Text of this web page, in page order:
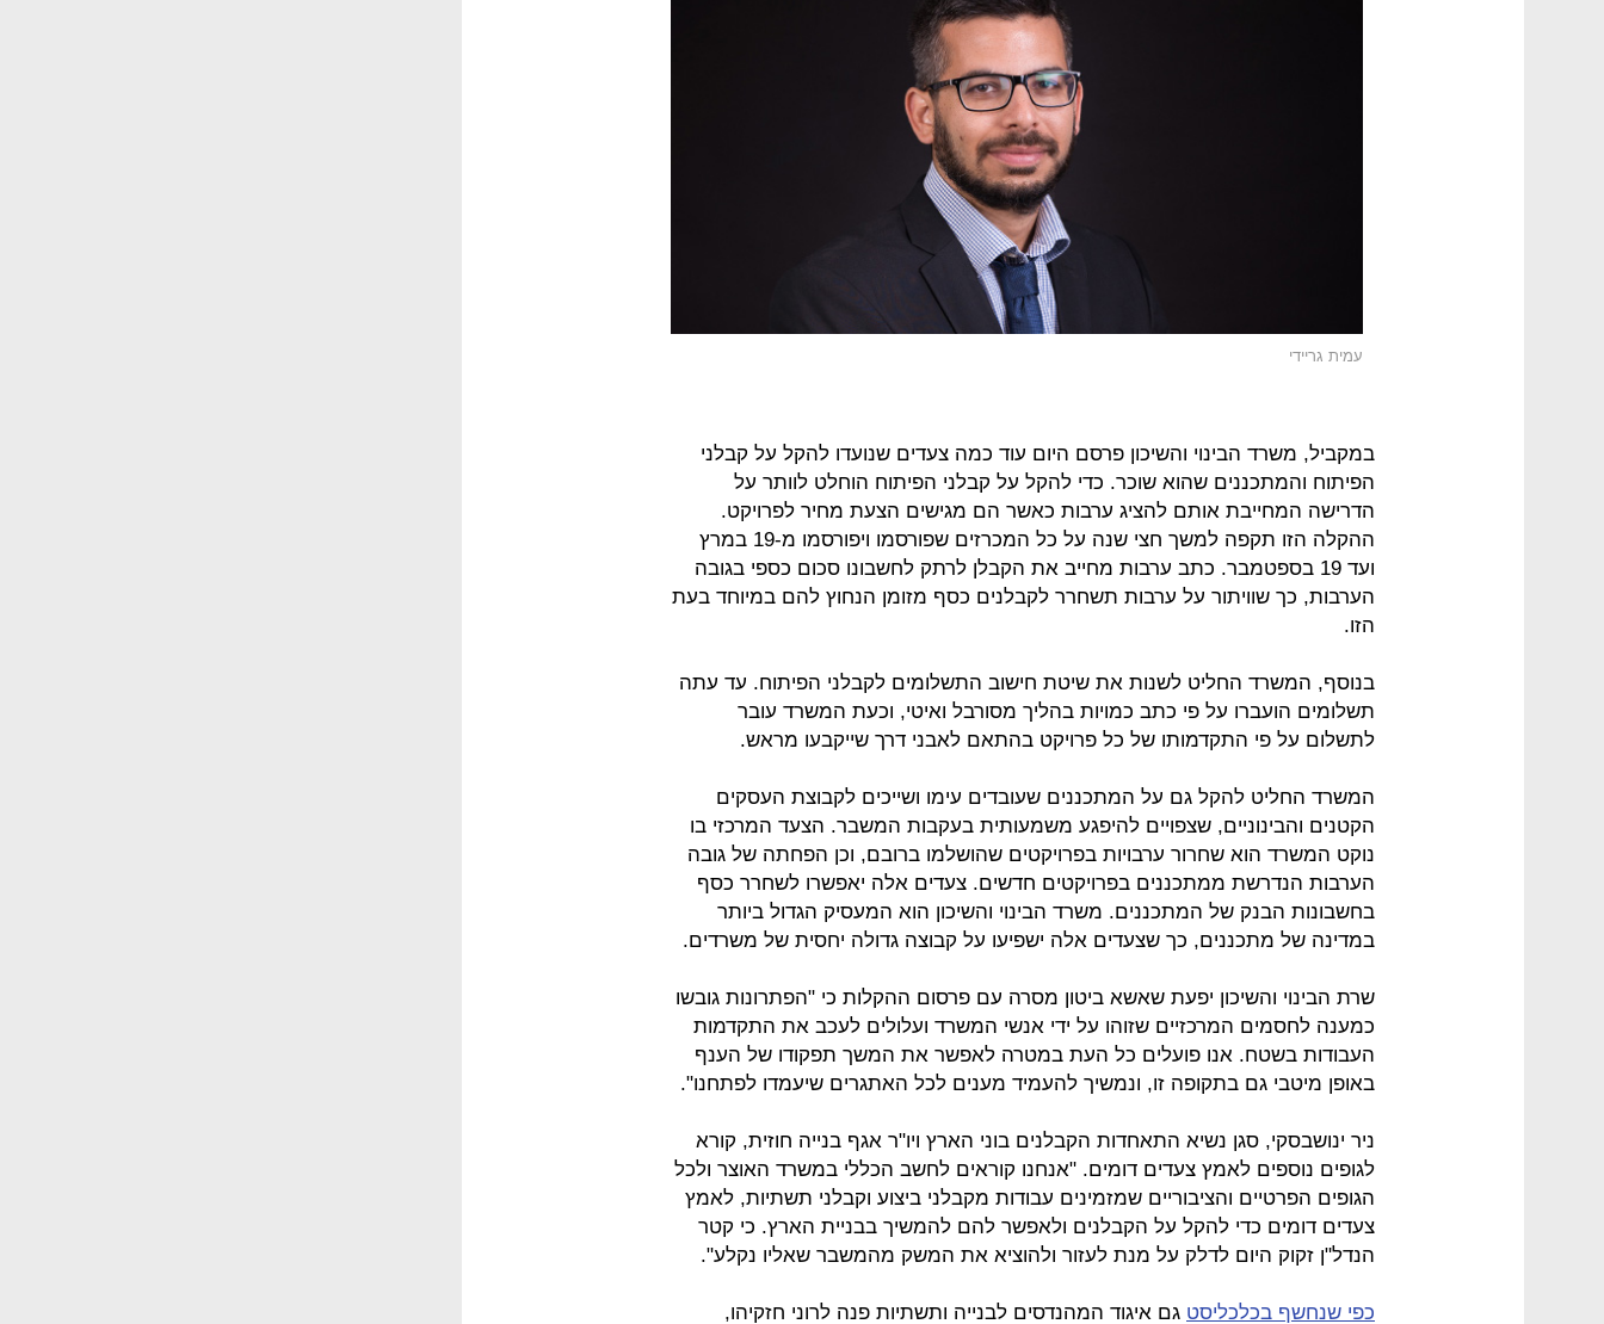
עמית גריידי
במקביל, משרד הבינוי והשיכון פרסם היום עוד כמה צעדים שנועדו להקל על קבלני
הפיתוח והמתכננים שהוא שוכר. כדי להקל על קבלני הפיתוח הוחלט לוותר על
הדרישה המחייבת אותם להציג ערבות כאשר הם מגישים הצעת מחיר לפרויקט.
ההקלה הזו תקפה למשך חצי שנה על כל המכרזים שפורסמו ויפורסמו מ-19 במרץ
ועד 19 בספטמבר. כתב ערבות מחייב את הקבלן לרתק לחשבונו סכום כספי בגובה
הערבות, כך שוויתור על ערבות תשחרר לקבלנים כסף מזומן הנחוץ להם במיוחד בעת
הזו.
בנוסף, המשרד החליט לשנות את שיטת חישוב התשלומים לקבלני הפיתוח. עד עתה
תשלומים הועברו על פי כתב כמויות בהליך מסורבל ואיטי, וכעת המשרד עובר
לתשלום על פי התקדמותו של כל פרויקט בהתאם לאבני דרך שייקבעו מראש.
המשרד החליט להקל גם על המתכננים שעובדים עימו ושייכים לקבוצת העסקים
הקטנים והבינוניים, שצפויים להיפגע משמעותית בעקבות המשבר. הצעד המרכזי בו
נוקט המשרד הוא שחרור ערבויות בפרויקטים שהושלמו ברובם, וכן הפחתה של גובה
הערבות הנדרשת ממתכננים בפרויקטים חדשים. צעדים אלה יאפשרו לשחרר כסף
בחשבונות הבנק של המתכננים. משרד הבינוי והשיכון הוא המעסיק הגדול ביותר
במדינה של מתכננים, כך שצעדים אלה ישפיעו על קבוצה גדולה יחסית של משרדים.
שרת הבינוי והשיכון יפעת שאשא ביטון מסרה עם פרסום ההקלות כי "הפתרונות גובשו
כמענה לחסמים המרכזיים שזוהו על ידי אנשי המשרד ועלולים לעכב את התקדמות
העבודות בשטח. אנו פועלים כל העת במטרה לאפשר את המשך תפקודו של הענף
באופן מיטבי גם בתקופה זו, ונמשיך להעמיד מענים לכל האתגרים שיעמדו לפתחנו".
ניר ינושבסקי, סגן נשיא התאחדות הקבלנים בוני הארץ ויו"ר אגף בנייה חוזית, קורא
לגופים נוספים לאמץ צעדים דומים. "אנחנו קוראים לחשב הכללי במשרד האוצר ולכל
הגופים הפרטיים והציבוריים שמזמינים עבודות מקבלני ביצוע וקבלני תשתיות, לאמץ
צעדים דומים כדי להקל על הקבלנים ולאפשר להם להמשיך בבניית הארץ. כי קטר
הנדל"ן זקוק היום לדלק על מנת לעזור ולהוציא את המשק מהמשבר שאליו נקלע".
כפי שנחשף בכלכליסט גם איגוד המהנדסים לבנייה ותשתיות פנה לרוני חזקיהו,